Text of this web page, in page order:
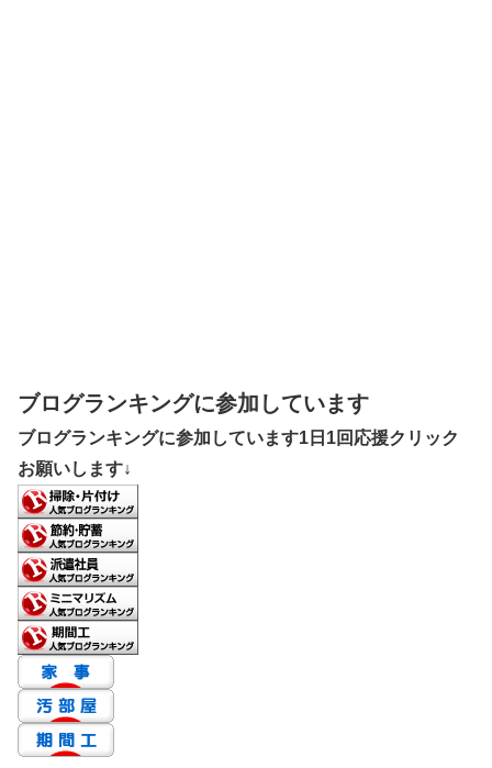
ブログランキングに参加しています
ブログランキングに参加しています1日1回応援クリック
お願いします↓